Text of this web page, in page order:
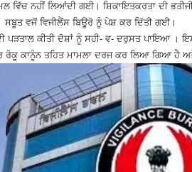
ਵਿੱਚ ਨਹੀਂ ਲਿਆਂਦੀ ਗਈ। ਸ਼ਿਕਾਇਤਕਰਤਾ ਦੀ
ਸਬੂਤ ਵਜੋਂ ਵਿਜੀਲੈਂਸ ਬਿਊਰੋ ਨੂੰ ਪੇਸ਼ ਕਰ ਦਿੱਤੀ ਗਈ।
ਪੜਤਾਲ ਕੀਤੀ ਦੋਸ਼ਾਂ ਨੂੰ ਸਹੀ- ਵ- ਦਰੁਸਤ ਪਾਇਆ ।
ਰੋਕੂ ਕਾਨੂੰਨ ਤਹਿਤ ਮਾਮਲਾ ਦਰਜ ਕਰ ਲਿਆ ਗਿਆ ਹੈ